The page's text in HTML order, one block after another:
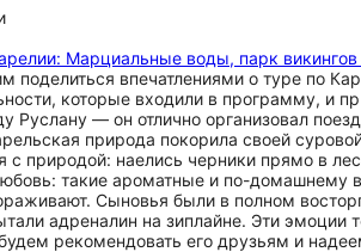
Марциальные воды, парк
поделиться впечатлениями о туре по
которые входили в программу, и
Руслану — он отлично организовал
природа покорила своей
с природой: наелись черники прямо в
такие ароматные и по-домашнему
Сыновья были в полном
адреналин на зиплайне. Эти эмоции
рекомендовать его друзьям и